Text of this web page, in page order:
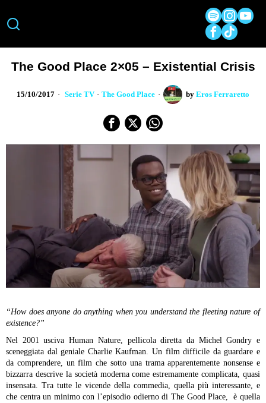
The Good Place 2×05 – Existential Crisis
15/10/2017 Serie TV · The Good Place by Eros Ferraretto
“How does anyone do anything when you understand the fleeting nature of
existence?”
Nel 2001 usciva Human Nature, pellicola diretta da Michel Gondry e
sceneggiata dal geniale Charlie Kaufman. Un film difficile da guardare e
da comprendere, un film che sotto una trama apparentemente nonsense e
bizzarra descrive la società moderna come estremamente complicata, quasi
insensata. Tra tutte le vicende della commedia, quella più interessante, e
che centra un minimo con l’episodio odierno di The Good Place, è quella